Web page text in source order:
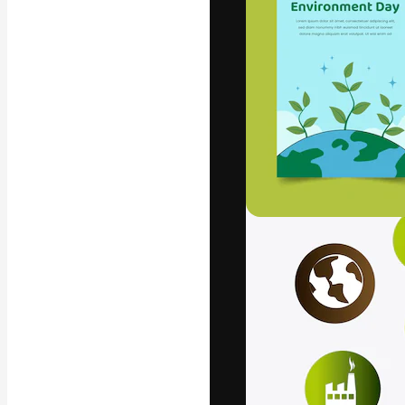
La plataforma
trabajo. Más
entre
estudios.
Español
Copyright © 2010-